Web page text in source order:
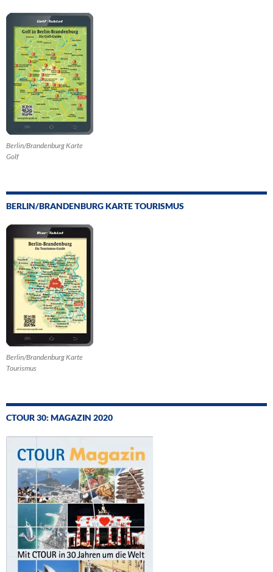
Berlin/Brandenburg Karte
Golf
BERLIN/BRANDENBURG KARTE TOURISMUS
Berlin/Brandenburg Karte
Tourismus
CTOUR 30: MAGAZIN 2020